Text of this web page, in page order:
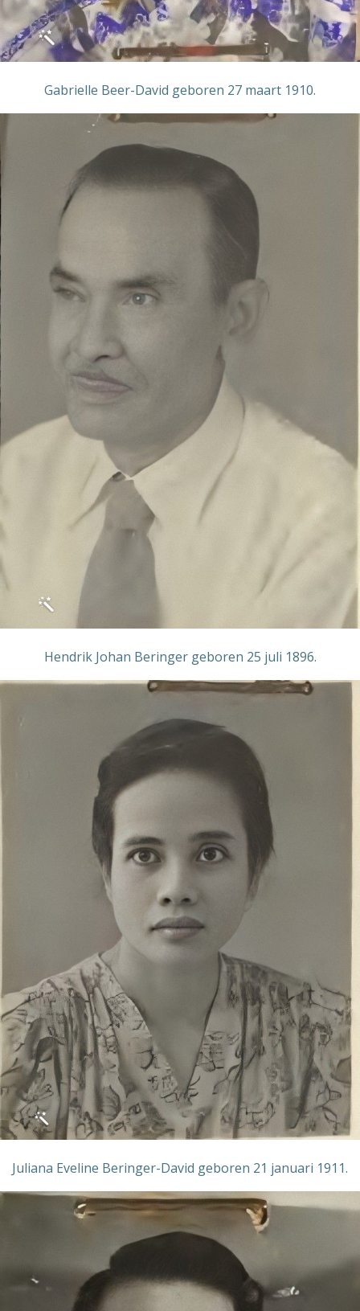
Gabrielle Beer-David geboren 27 maart 1910.
Hendrik Johan Beringer geboren 25 juli 1896.
Juliana Eveline Beringer-David geboren 21 januari 1911.